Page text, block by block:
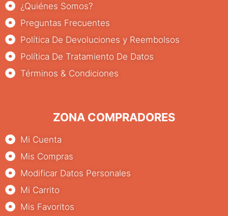
¿Quiénes Somos?
Preguntas Frecuentes
Política De Devoluciones y Reembolsos
Política De Tratamiento De Datos
Términos & Condiciones
ZONA COMPRADORES
Mi Cuenta
Mis Compras
Modificar Datos Personales
Mi Carrito
Mis Favoritos